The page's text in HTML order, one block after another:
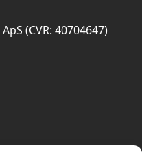
(CVR: 40704647)